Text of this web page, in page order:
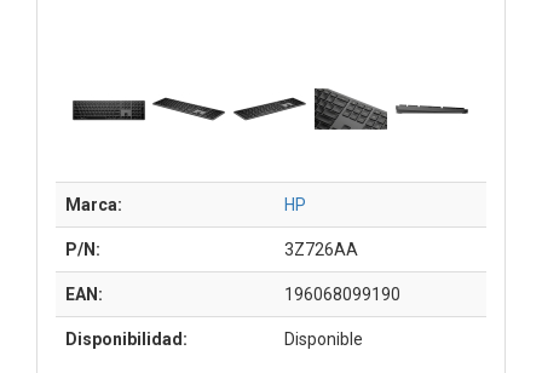
Marca: HP
P/N: 3Z726AA
EAN: 196068099190
Disponibilidad: Disponible